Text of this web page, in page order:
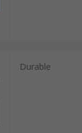
Durable